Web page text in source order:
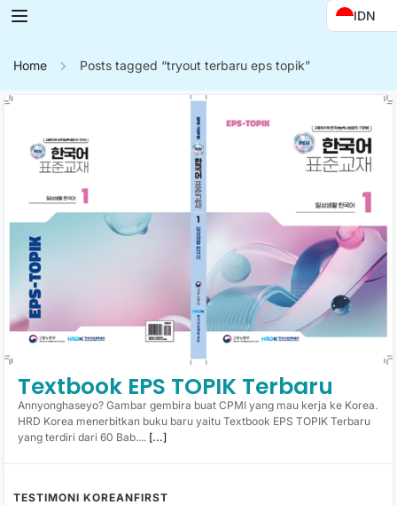
IDN
Home Posts tagged “tryout terbaru eps topik”
Textbook EPS TOPIK Terbaru
Annyonghaseyo? Gambar gembira buat CPMI yang mau kerja ke Korea.
HRD Korea menerbitkan buku baru yaitu Textbook EPS TOPIK Terbaru
yang terdiri dari 60 Bab.... [...]
TESTIMONI KOREANFIRST